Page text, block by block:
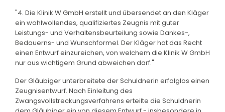
"4. Die Klinik W GmbH erstellt und übersendet an den Kläger
ein wohlwollendes, qualifiziertes Zeugnis mit guter
Leistungs- und Verhaltensbeurteilung sowie Dankes-,
Bedauerns- und Wunschformel. Der Kläger hat das Recht
einen Entwurf einzureichen, von welchem die Klinik W GmbH
nur aus wichtigem Grund abweichen darf."
Der Gläubiger unterbreitete der Schuldnerin erfolglos einen
Zeugnisentwurf. Nach Einleitung des
Zwangsvollstreckungsverfahrens erteilte die Schuldnerin